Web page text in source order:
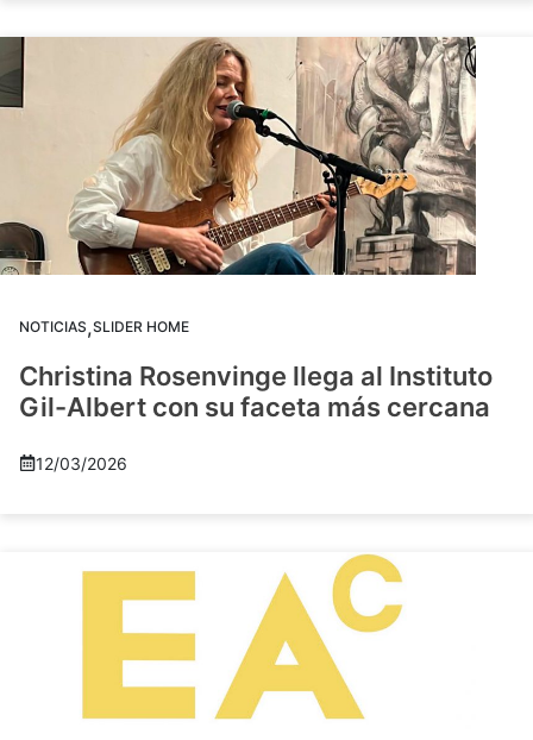
NOTICIAS,SLIDER HOME
Christina Rosenvinge llega al Instituto
Gil-Albert con su faceta más cercana
12/03/2026